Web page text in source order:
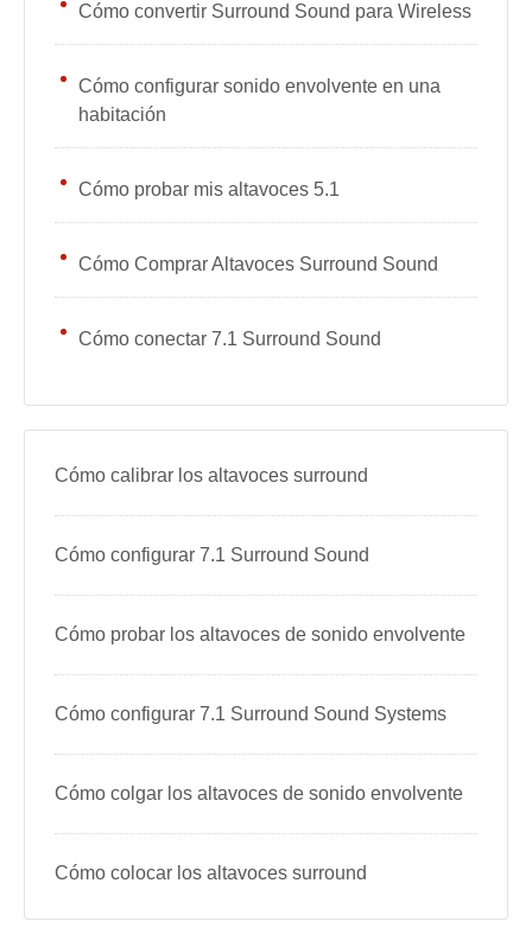
Cómo convertir Surround Sound para Wireless
Cómo configurar sonido envolvente en una
habitación
Cómo probar mis altavoces 5.1
Cómo Comprar Altavoces Surround Sound
Cómo conectar 7.1 Surround Sound
Cómo calibrar los altavoces surround
Cómo configurar 7.1 Surround Sound
Cómo probar los altavoces de sonido envolvente
Cómo configurar 7.1 Surround Sound Systems
Cómo colgar los altavoces de sonido envolvente
Cómo colocar los altavoces surround